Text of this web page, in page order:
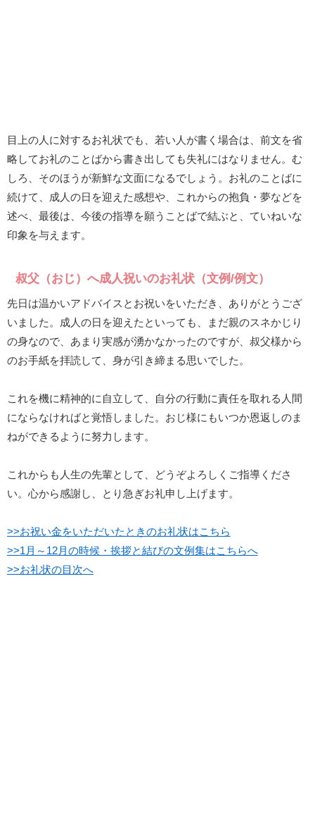
目上の人に対するお礼状でも、若い人が書く場合は、前文を省
略してお礼のことばから書き出しても失礼にはなりません。む
しろ、そのほうが新鮮な文面になるでしょう。お礼のことばに
続けて、成人の日を迎えた感想や、これからの抱負・夢などを
述べ、最後は、今後の指導を願うことばで結ぶと、ていねいな
印象を与えます。
叔父（おじ）へ成人祝いのお礼状（文例/例文）
先日は温かいアドバイスとお祝いをいただき、ありがとうござ
いました。成人の日を迎えたといっても、まだ親のスネかじり
の身なので、あまり実感が湧かなかったのですが、叔父様から
のお手紙を拝読して、身が引き締まる思いでした。
これを機に精神的に自立して、自分の行動に責任を取れる人間
にならなければと覚悟しました。おじ様にもいつか恩返しのま
ねができるように努力します。
これからも人生の先輩として、どうぞよろしくご指導くださ
い。心から感謝し、とり急ぎお礼申し上げます。
>>お祝い金をいただいたときのお礼状はこちら
>>1月～12月の時候・挨拶と結びの文例集はこちらへ
>>お礼状の目次へ